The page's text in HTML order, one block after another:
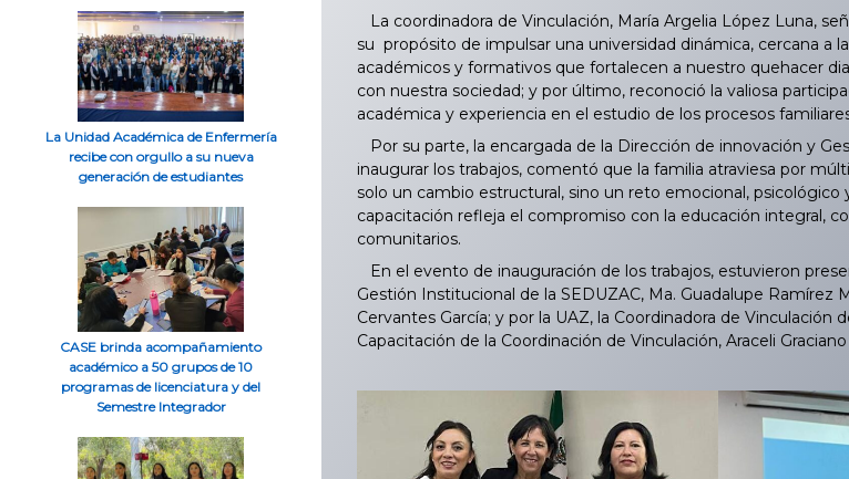
La coordinadora de Vinculación, María Argelia López Luna,
su propósito de impulsar una universidad dinámica, cercana
académicos y formativos que fortalecen a nuestro quehacer
con nuestra sociedad; y por último, reconoció la valiosa
académica y experiencia en el estudio de los procesos
Por su parte, la encargada de la Dirección de innovación y
inaugurar los trabajos, comentó que la familia atraviesa por
solo un cambio estructural, sino un reto emocional,
capacitación refleja el compromiso con la educación integral,
comunitarios.
En el evento de inauguración de los trabajos, estuvieron
Gestión Institucional de la SEDUZAC, Ma. Guadalupe
Cervantes García; y por la UAZ, la Coordinadora de
Capacitación de la Coordinación de Vinculación, Araceli
La Unidad Académica de Enfermería
recibe con orgullo a su nueva
generación de estudiantes
CASE brinda acompañamiento
académico a 50 grupos de 10
programas de licenciatura y del
Semestre Integrador